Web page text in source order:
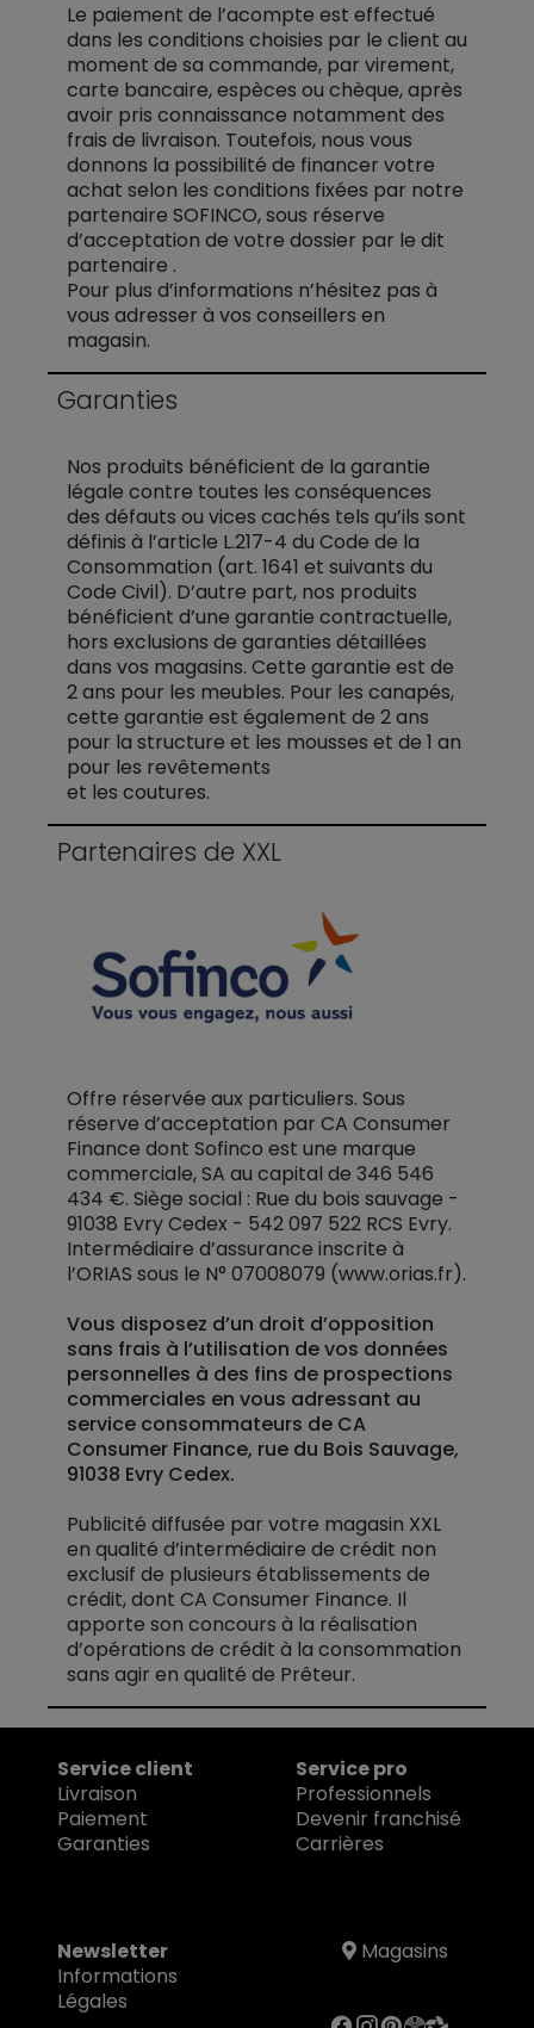
Le paiement de l’acompte est effectué
dans les conditions choisies par le client au
moment de sa commande, par virement,
carte bancaire, espèces ou chèque, après
avoir pris connaissance notamment des
frais de livraison. Toutefois, nous vous
donnons la possibilité de financer votre
achat selon les conditions fixées par notre
partenaire SOFINCO, sous réserve
d’acceptation de votre dossier par le dit
partenaire .
Pour plus d’informations n’hésitez pas à
vous adresser à vos conseillers en
magasin.
Garanties
Nos produits bénéficient de la garantie
légale contre toutes les conséquences
des défauts ou vices cachés tels qu’ils sont
définis à l’article L.217-4 du Code de la
Consommation (art. 1641 et suivants du
Code Civil). D’autre part, nos produits
bénéficient d’une garantie contractuelle,
hors exclusions de garanties détaillées
dans vos magasins. Cette garantie est de
2 ans pour les meubles. Pour les canapés,
cette garantie est également de 2 ans
pour la structure et les mousses et de 1 an
pour les revêtements
et les coutures.
Partenaires de XXL
Offre réservée aux particuliers. Sous
réserve d’acceptation par CA Consumer
Finance dont Sofinco est une marque
commerciale, SA au capital de 346 546
434 €. Siège social : Rue du bois sauvage -
91038 Evry Cedex - 542 097 522 RCS Evry.
Intermédiaire d’assurance inscrite à
l’ORIAS sous le N° 07008079 (www.orias.fr).
Vous disposez d’un droit d’opposition
sans frais à l’utilisation de vos données
personnelles à des fins de prospections
commerciales en vous adressant au
service consommateurs de CA
Consumer Finance, rue du Bois Sauvage,
91038 Evry Cedex.
Publicité diffusée par votre magasin XXL
en qualité d’intermédiaire de crédit non
exclusif de plusieurs établissements de
crédit, dont CA Consumer Finance. Il
apporte son concours à la réalisation
d’opérations de crédit à la consommation
sans agir en qualité de Prêteur.
Service client
Livraison
Paiement
Garanties
Service pro
Professionnels
Devenir franchisé
Carrières
Newsletter
Informations
Légales
Magasins